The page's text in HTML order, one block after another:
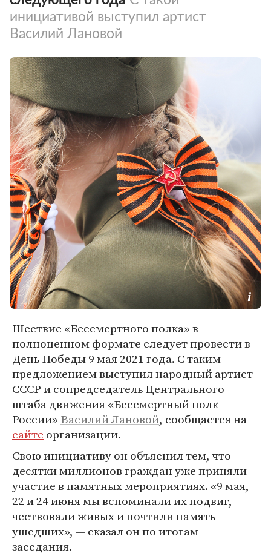
инициативой выступил артист
Василий Лановой
Шествие «Бессмертного полка» в
полноценном формате следует провести в
День Победы 9 мая 2021 года. С таким
предложением выступил народный артист
СССР и сопредседатель Центрального
штаба движения «Бессмертный полк
России» Василий Лановой, сообщается на
сайте организации.
Свою инициативу он объяснил тем, что
десятки миллионов граждан уже приняли
участие в памятных мероприятиях. «9 мая,
22 и 24 июня мы вспоминали их подвиг,
чествовали живых и почтили память
ушедших», — сказал он по итогам
заседания.